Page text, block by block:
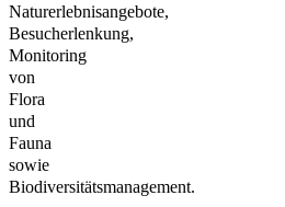
Naturerlebnisangebote,
Besucherlenkung,
Monitoring
von
Flora
und
Fauna
sowie
Biodiversitätsmanagement.